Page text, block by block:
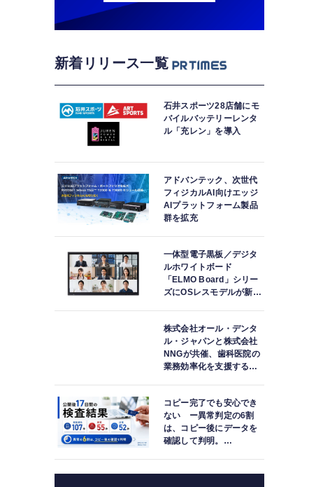
新着リリース一覧
石井スポーツ28店舗にモ
バイルバッテリーレンタ
ル「充レン」を導入
アドバンテック、次世代
フィジカルAI向けエッジ
AIプラットフォーム製品
群を拡充
一体型電子黒板／デジタ
ルホワイトボード
「ELMO Board」シリー
ズにOSレスモデルが新登
株式会社オール・デンタ
ル・ジャパンと株式会社
NNGが共催、歯科医院の
業務効率化を支援する院
紹介
コピー完了でも安心でき
ない ー異常判定の6割
は、コピー後にデータを
確認して判明。